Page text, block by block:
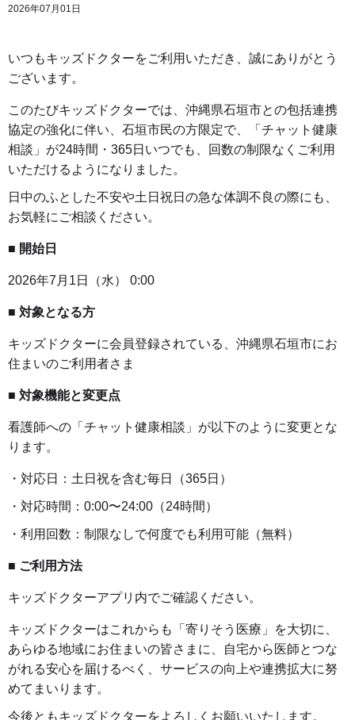
2026年07月01日
いつもキッズドクターをご利用いただき、誠にありがとう
ございます。
このたびキッズドクターでは、沖縄県石垣市との包括連携
協定の強化に伴い、石垣市民の方限定で、「チャット健康
相談」が24時間・365日いつでも、回数の制限なくご利用
いただけるようになりました。
日中のふとした不安や土日祝日の急な体調不良の際にも、
お気軽にご相談ください。
■ 開始日
2026年7月1日（水） 0:00
■ 対象となる方
キッズドクターに会員登録されている、沖縄県石垣市にお
住まいのご利用者さま
■ 対象機能と変更点
看護師への「チャット健康相談」が以下のように変更とな
ります。
・対応日：土日祝を含む毎日（365日）
・対応時間：0:00〜24:00（24時間）
・利用回数：制限なしで何度でも利用可能（無料）
■ ご利用方法
キッズドクターアプリ内でご確認ください。
キッズドクターはこれからも「寄りそう医療」を大切に、
あらゆる地域にお住まいの皆さまに、自宅から医師とつな
がれる安心を届けるべく、サービスの向上や連携拡大に努
めてまいります。
今後ともキッズドクターをよろしくお願いいたします。